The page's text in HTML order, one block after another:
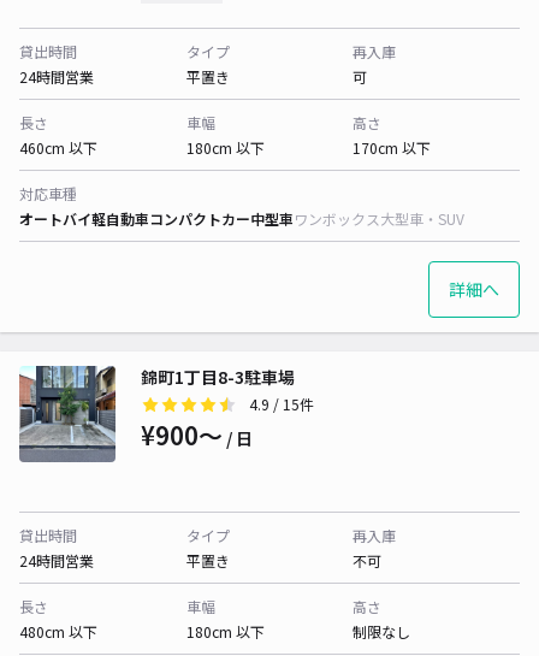
貸出時間
24時間営業
タイプ
平置き
再入庫
可
長さ
460cm 以下
車幅
180cm 以下
高さ
170cm 以下
対応車種
オートバイ軽自動車コンパクトカー中型車ワンボックス大型車・SUV
詳細へ
錦町1丁目8-3駐車場
4.9 / 15件
¥900〜 / 日
貸出時間
24時間営業
タイプ
平置き
再入庫
不可
長さ
480cm 以下
車幅
180cm 以下
高さ
制限なし